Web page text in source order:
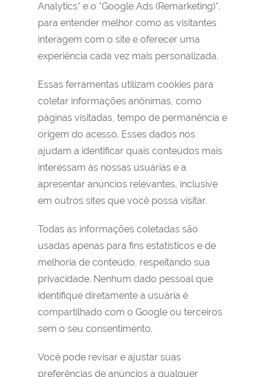
Analytics* e o *Google Ads (Remarketing)*,
para entender melhor como as visitantes
interagem com o site e oferecer uma
experiência cada vez mais personalizada.
Essas ferramentas utilizam cookies para
coletar informações anônimas, como
páginas visitadas, tempo de permanência e
origem do acesso. Esses dados nos
ajudam a identificar quais conteúdos mais
interessam às nossas usuárias e a
apresentar anúncios relevantes, inclusive
em outros sites que você possa visitar.
Todas as informações coletadas são
usadas apenas para fins estatísticos e de
melhoria de conteúdo, respeitando sua
privacidade. Nenhum dado pessoal que
identifique diretamente a usuária é
compartilhado com o Google ou terceiros
sem o seu consentimento.
Você pode revisar e ajustar suas
preferências de anúncios a qualquer